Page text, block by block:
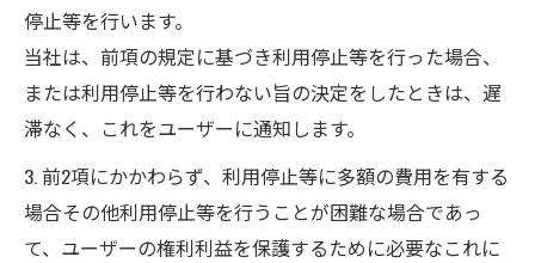
停止等を行います。
当社は、前項の規定に基づき利用停止等を行った場合、
または利用停止等を行わない旨の決定をしたときは、遅
滞なく、これをユーザーに通知します。
3. 前2項にかかわらず、利用停止等に多額の費用を有する
場合その他利用停止等を行うことが困難な場合であっ
て、ユーザーの権利利益を保護するために必要なこれに